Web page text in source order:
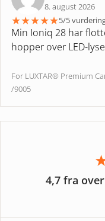
8. august 2026
★★★★★5/5
Min Ioniq 28 har
hopper over LED-
For LUXTAR® Premium
/9005
4,7 fra